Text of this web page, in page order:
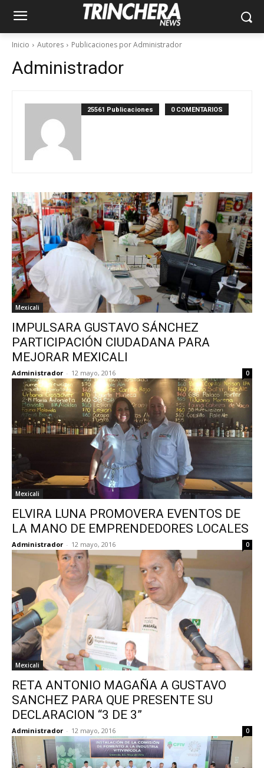
Inicio Autores Publicaciones por Administrador
Administrador
25561 Publicaciones 0 COMENTARIOS
Mexicali
IMPULSARA GUSTAVO SÁNCHEZ
PARTICIPACIÓN CIUDADANA PARA
MEJORAR MEXICALI
Administrador - 12 mayo, 2016 0
Mexicali
ELVIRA LUNA PROMOVERA EVENTOS DE
LA MANO DE EMPRENDEDORES LOCALES
Administrador - 12 mayo, 2016 0
Mexicali
RETA ANTONIO MAGAÑA A GUSTAVO
SANCHEZ PARA QUE PRESENTE SU
DECLARACION “3 DE 3”
Administrador - 12 mayo, 2016 0